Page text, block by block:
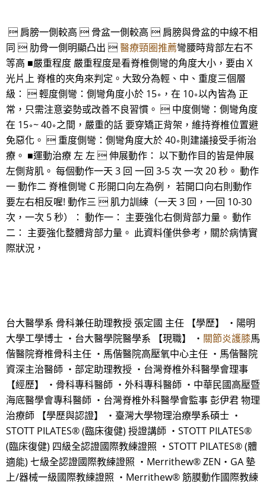
 肩膀一側較高  骨盆一側較高  肩膀與骨盆的中線不相
同  肋骨一側明顯凸出 醫療頸圈推薦彎腰時背部左右不
等高 ■嚴重程度 嚴重程度是看脊椎側彎的角度大小，要由 X
光片上 脊椎的夾角來判定。大致分為輕、中、重度三個層
級：  輕度側彎：側彎角度小於 15∘，在 10∘以內皆為 正
常，只需注意姿勢或改善不良習慣。  中度側彎：側彎角度
在 15∘~ 40∘之間，嚴重的話 要穿矯正背架，維持脊椎位置避
免惡化。  重度側彎：側彎角度大於 40∘則建議接受手術治
療。 ■運動治療 左 左  伸展動作： 以下動作目的皆是伸展
左側背肌。 每個動作一天 3 回 一回 3-5 次 一次 20 秒。 動作
一 動作二 脊椎側彎 C 形開口向左為例， 若開口向右則動作
要左右相反喔! 動作三  肌力訓練（一天 3 回，一回 10-30
次，一次 5 秒）： 動作一： 主要強化右側背部力量。 動作
二： 主要強化整體背部力量。 此資料僅供參考，關於病情實
際狀況，
台大醫學系 骨科兼任助理教授 張定國 主任 【學歷】 ・陽明
大學工學博士 ・台大醫學院醫學系 【現職】 ・ 關節炎護膝馬
偕醫院脊椎骨科主任 ・馬偕醫院高壓氧中心主任 ・馬偕醫院
資深主治醫師 ・部定助理教授 ・台灣脊椎外科醫學會理事
【經歷】 ・骨科專科醫師 ・外科專科醫師 ・中華民國高壓暨
海底醫學會專科醫師 ・台灣脊椎外科醫學會監事 彭伊君 物理
治療師 【學歷與認證】 ・臺灣大學物理治療學系碩士 ・
STOTT PILATES® (臨床復健) 授證講師 ・STOTT PILATES®
(臨床復健) 四級全認證國際教練證照 ・STOTT PILATES® (體
適能) 七級全認證國際教練證照 ・Merrithew® ZEN‧GA 墊
上/器械一級國際教練證照 ・Merrithew® 筋膜動作國際教練